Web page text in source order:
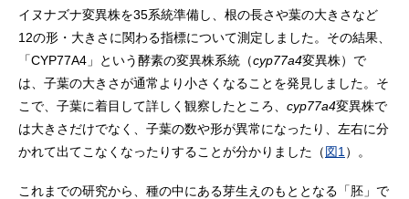
イヌナズナ変異株を35系統準備し、根の長さや葉の大きさなど
12の形・大きさに関わる指標について測定しました。その結果、
「CYP77A4」という酵素の変異株系統（cyp77a4変異株）で
は、子葉の大きさが通常より小さくなることを発見しました。そ
こで、子葉に着目して詳しく観察したところ、 cyp77a4変異株で
は大きさだけでなく、子葉の数や形が異常になったり、左右に分
かれて出てこなくなったりすることが分かりました（図1 ）。
これまでの研究から、種の中にある芽生えのもととなる「胚」で